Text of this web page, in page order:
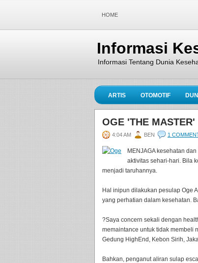
HOME
Informasi
Informasi Tentang Dunia
ARTIS OTOMOTIF
OGE 'THE
4:04 AM BEN 1
MENJAGA kesehatan
aktivitas sehari-hari. Bila
menjadi taruhannya.
Hal inipun dilakukan pesulap Oge
yang perhatian dalam kesehatan.
?Saya concern sekali dengan
memaintance untuk tidak membeli
Gedung HighEnd, Kebon Sirih,
Bahkan, penganut aliran sulap